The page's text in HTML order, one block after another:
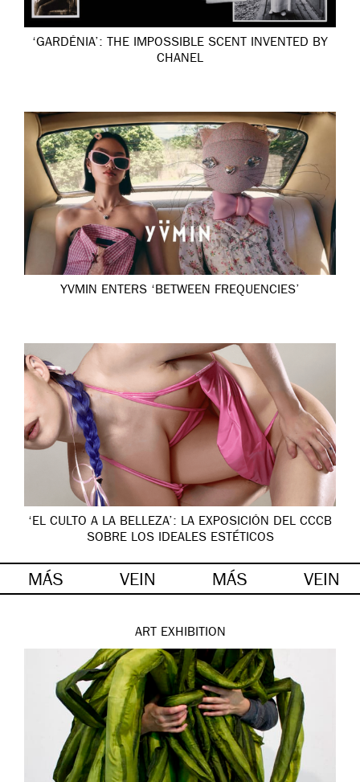
‘GARDÉNIA’: THE IMPOSSIBLE SCENT INVENTED BY
CHANEL
YVMIN ENTERS ‘BETWEEN FREQUENCIES’
‘EL CULTO A LA BELLEZA’: LA EXPOSICIÓN DEL CCCB
SOBRE LOS IDEALES ESTÉTICOS
MÁS VEIN MÁS VEIN
ART EXHIBITION